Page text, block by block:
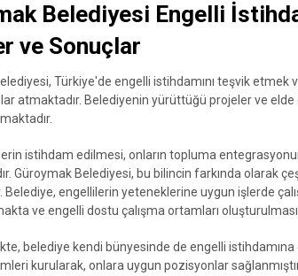
Belediyesi Engelli
ve Sonuçlar
Türkiye'de engelli istihdamını teşvik etmek
atmaktadır. Belediyenin yürüttüğü projeler ve
istihdam edilmesi, onların topluma
Güroymak Belediyesi, bu bilincin farkında olarak
Belediye, engellilerin yeteneklerine uygun işlerde
ve engelli dostu çalışma ortamları
belediye kendi bünyesinde de engelli
kurularak, onlara uygun pozisyonlar